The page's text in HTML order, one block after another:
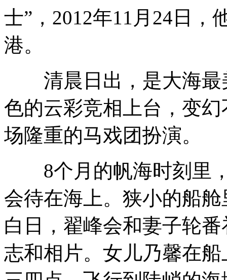
士”，2012年11月24日，
港。
清晨日出，是大海最
色的云彩竞相上台，变
场隆重的马戏团扮演。
8个月的帆海时刻里，
会待在海上。狭小的船
白日，翟峰会和妻子轮
志和相片。女儿乃馨在